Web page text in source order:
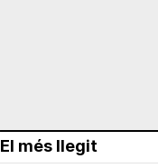
El més llegit